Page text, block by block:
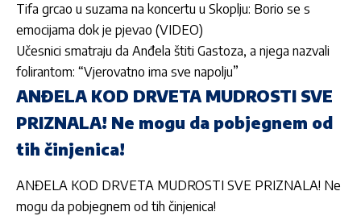
Tifa grcao u suzama na koncertu u Skoplju: Borio se s
emocijama dok je pjevao (VIDEO)
Učesnici smatraju da Anđela štiti Gastoza, a njega nazvali
folirantom: “Vjerovatno ima sve napolju”
ANĐELA KOD DRVETA MUDROSTI SVE
PRIZNALA! Ne mogu da pobjegnem od
tih činjenica!
ANĐELA KOD DRVETA MUDROSTI SVE PRIZNALA! Ne
mogu da pobjegnem od tih činjenica!